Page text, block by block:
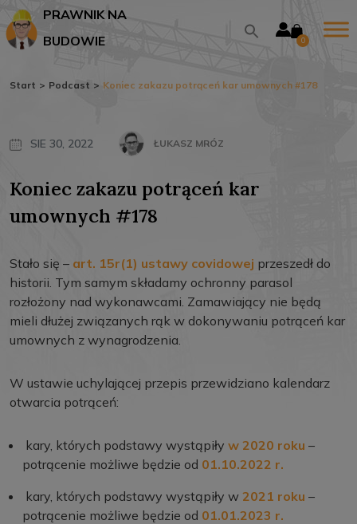
PRAWNIK NA
BUDOWIE
0
Start > Podcast > Koniec zakazu potrąceń kar umownych #178
SIE 30, 2022 ŁUKASZ MRÓZ
Koniec zakazu potrąceń kar
umownych #178
Stało się – art. 15r(1) ustawy covidowej przeszedł do
historii. Tym samym składamy ochronny parasol
rozłożony nad wykonawcami. Zamawiający nie będą
mieli dłużej związanych rąk w dokonywaniu potrąceń kar
umownych z wynagrodzenia.
W ustawie uchylającej przepis przewidziano kalendarz
otwarcia potrąceń:
kary, których podstawy wystąpiły w 2020 roku –
potrącenie możliwe będzie od 01.10.2022 r.
kary, których podstawy wystąpiły w 2021 roku –
potrącenie możliwe będzie od 01.01.2023 r.